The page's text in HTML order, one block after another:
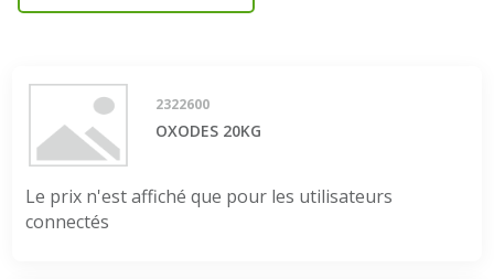
2322600
OXODES 20KG
Le prix n'est affiché que pour les utilisateurs
connectés